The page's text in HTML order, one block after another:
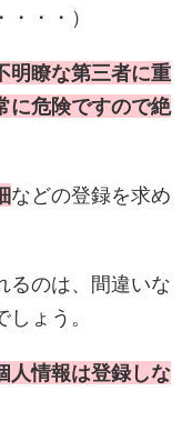
・・）
明瞭な第三者に重
に危険ですので絶
などの登録を求め
るのは、間違いな
ょう。
人情報は登録しな